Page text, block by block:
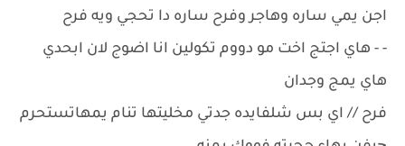
اجن يمي ساره وهاجر وفرح ساره دا تحجي ويه فرح
- - هاي اجتج اخت مو دووم تكولين انا اضوج لان ابحدي
هاي يمج وجدان
فرح // اي بس شلفايده جدتي مخليتها تنام يمهاتستحرم